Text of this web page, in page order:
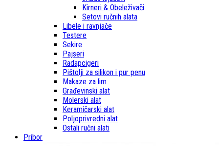
Kirneri & Obeleživači
Setovi ručnih alata
Libele i ravnjače
Testere
Sekire
Pajseri
Radapcigeri
Pištolji za silikon i pur penu
Makaze za lim
Građevinski alat
Molerski alat
Keramičarski alat
Poljoprivredni alat
Ostali ručni alati
Pribor